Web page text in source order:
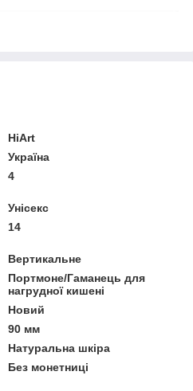
HiArt
Україна
4
Унісекс
14
Вертикальне
Портмоне/Гаманець для
нагрудної кишені
Новий
90 мм
Натуральна шкіра
Без монетниці